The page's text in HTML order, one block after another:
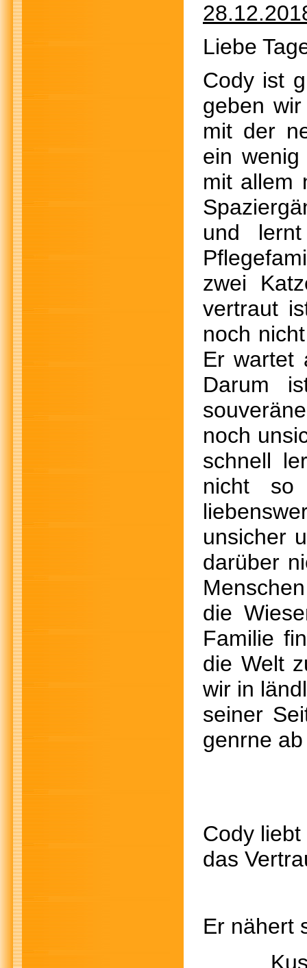
Liebe
Cody ist
geben
mit der
ein
mit allem
und
zwei
vertraut
noch
Er wartet
Darum
noch
schnell
nicht so
unsicher
darüber
die
Familie
die Welt
wir in
seiner
genrne
Cody
das
Er